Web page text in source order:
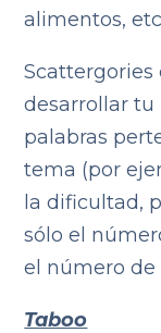
alimentos,
desarrollar tu
palabras
tema (por
la dificultad,
sólo el
el número de
Taboo